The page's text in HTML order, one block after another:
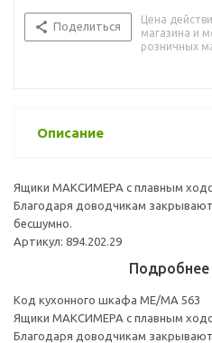
Поделиться
Цена
магазина и
розничных
Описание
Ящики МАКСИМЕРА с плавным
Благодаря доводчикам
бесшумно.
Артикул: 894.202.29
Подробнее
Код кухонного шкафа ME/MA 563
Ящики МАКСИМЕРА с плавным
Благодаря доводчикам